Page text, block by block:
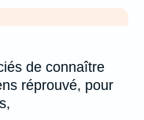
de connaître
réprouvé, pour